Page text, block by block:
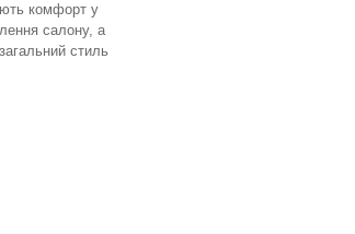
комфорт у
салону, а
стиль